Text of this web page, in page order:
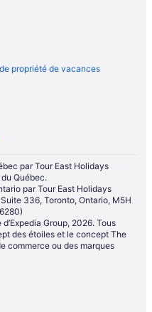
propriété de vacances
par Tour East Holidays
Québec.
par Tour East Holidays
336, Toronto, Ontario, M5H
Group, 2026. Tous
des étoiles et le concept The
commerce ou des marques